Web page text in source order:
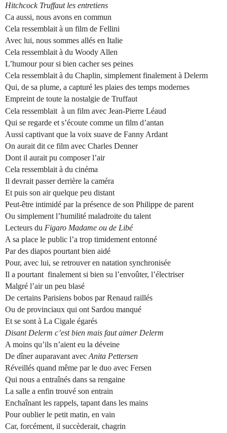
Hitchcock Truffaut les entretiens
Ca aussi, nous avons en commun
Cela ressemblait à un film de Fellini
Avec lui, nous sommes allés en Italie
Cela ressemblait à du Woody Allen
L’humour pour si bien cacher ses peines
Cela ressemblait à du Chaplin, simplement finalement à Delerm
Qui, de sa plume, a capturé les plaies des temps modernes
Empreint de toute la nostalgie de Truffaut
Cela ressemblait à un film avec Jean-Pierre Léaud
Qui se regarde et s’écoute comme un film d’antan
Aussi captivant que la voix suave de Fanny Ardant
On aurait dit ce film avec Charles Denner
Dont il aurait pu composer l’air
Cela ressemblait à du cinéma
Il devrait passer derrière la caméra
Et puis son air quelque peu distant
Peut-être intimidé par la présence de son Philippe de parent
Ou simplement l’humilité maladroite du talent
Lecteurs du Figaro Madame ou de Libé
A sa place le public l’a trop timidement entonné
Par des diapos pourtant bien aidé
Pour, avec lui, se retrouver en natation synchronisée
Il a pourtant finalement si bien su l’envoûter, l’électriser
Malgré l’air un peu blasé
De certains Parisiens bobos par Renaud raillés
Ou de provinciaux qui ont Sardou manqué
Et se sont à La Cigale égarés
Disant Delerm c’est bien mais faut aimer Delerm
A moins qu’ils n’aient eu la déveine
De dîner auparavant avecAnita Pettersen
Réveillés quand même par le duo avec Fersen
Qui nous a entraînés dans sa rengaine
La salle a enfin trouvé son entrain
Enchaînant les rappels, tapant dans les mains
Pour oublier le petit matin, en vain
Car, forcément, il succèderait, chagrin